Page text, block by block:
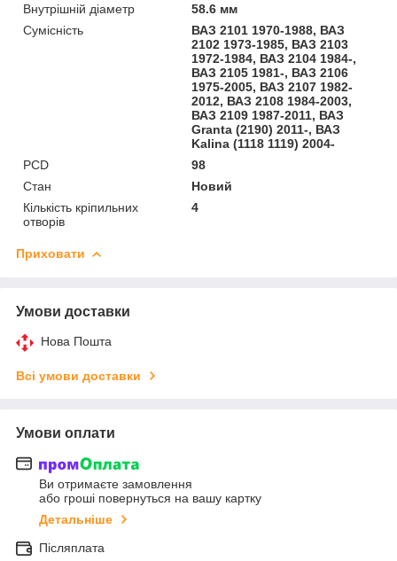
Внутрішній діаметр
58.6 мм
Сумісність
ВАЗ 2101 1970-1988, ВАЗ
2102 1973-1985, ВАЗ 2103
1972-1984, ВАЗ 2104 1984-,
ВАЗ 2105 1981-, ВАЗ 2106
1975-2005, ВАЗ 2107 1982-
2012, ВАЗ 2108 1984-2003,
ВАЗ 2109 1987-2011, ВАЗ
Granta (2190) 2011-, ВАЗ
Kalina (1118 1119) 2004-
PCD
98
Стан
Новий
Кількість кріпильних
отворів
4
Приховати
Умови доставки
Нова Пошта
Всі умови доставки
Умови оплати
Ви отримаєте замовлення
або гроші повернуться на вашу картку
Детальніше
Післяплата